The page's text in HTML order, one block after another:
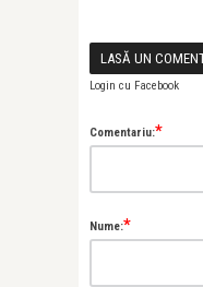
LASĂ UN
Login cu Facebook
Comentariu:*
Nume:*